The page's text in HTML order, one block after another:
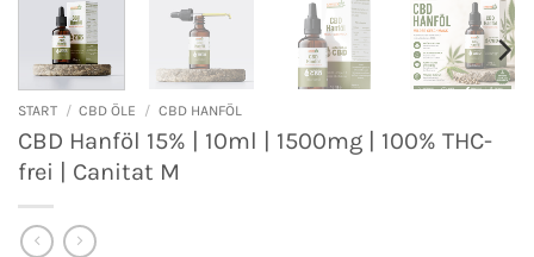
START / CBD ÖLE / CBD HANFÖL
CBD Hanföl 15% | 10ml | 1500mg | 100% THC-
frei | Canitat M